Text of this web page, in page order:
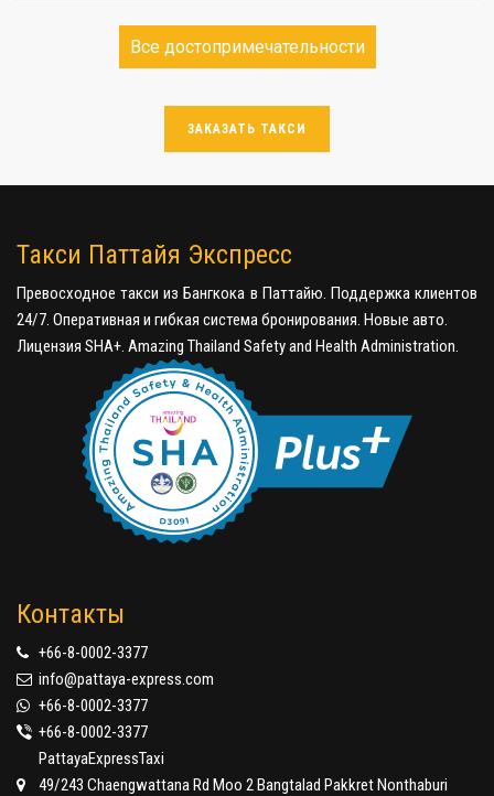
Все достопримечательности
ЗАКАЗАТЬ ТАКСИ
Такси Паттайя Экспресс
Превосходное такси из Бангкока в Паттайю. Поддержка клиентов
24/7. Оперативная и гибкая система бронирования. Новые авто.
Лицензия SHA+. Amazing Thailand Safety and Health Administration.
Контакты
+66-8-0002-3377
info@pattaya-express.com
+66-8-0002-3377
+66-8-0002-3377
PattayaExpressTaxi
49/243 Chaengwattana Rd Moo 2 Bangtalad Pakkret Nonthaburi